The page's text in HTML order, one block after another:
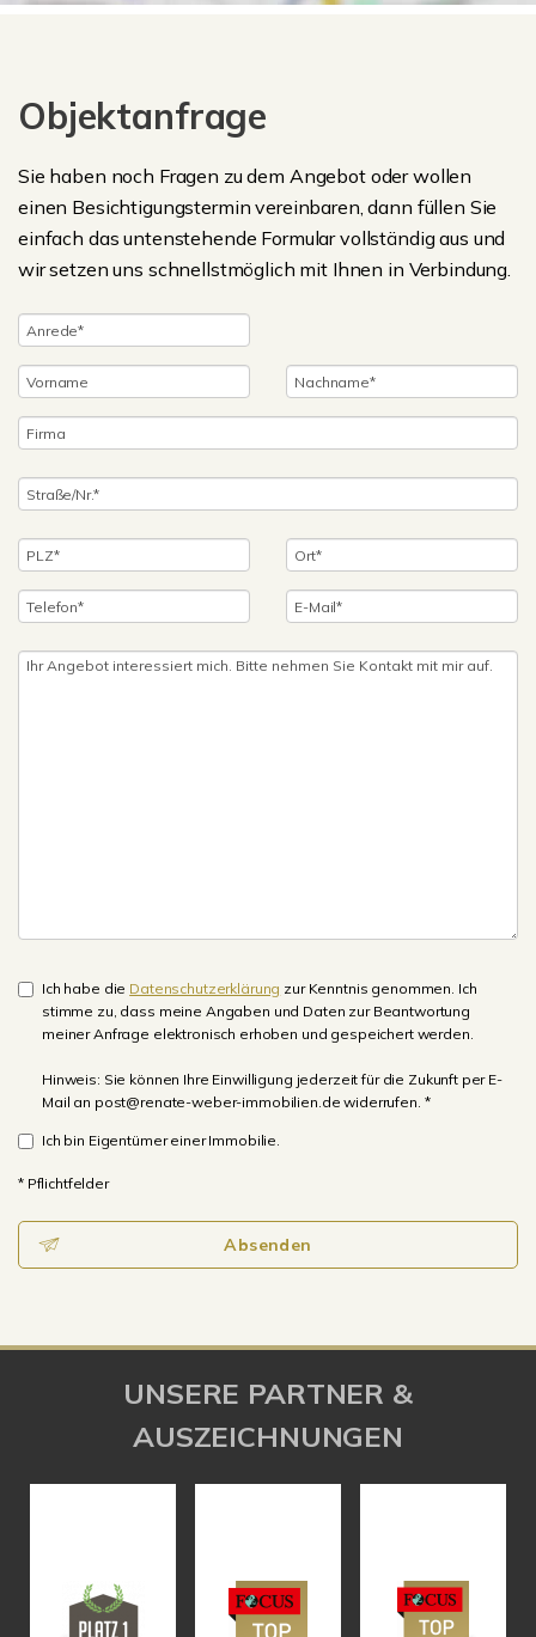
Objektanfrage
Sie haben noch Fragen zu dem Angebot oder wollen
einen Besichtigungstermin vereinbaren, dann füllen Sie
einfach das untenstehende Formular vollständig aus und
wir setzen uns schnellstmöglich mit Ihnen in Verbindung.
Ich habe die Datenschutzerklärung zur Kenntnis genommen. Ich
stimme zu, dass meine Angaben und Daten zur Beantwortung
meiner Anfrage elektronisch erhoben und gespeichert werden.
Hinweis: Sie können Ihre Einwilligung jederzeit für die Zukunft per E-
Mail an post@renate-weber-immobilien.de widerrufen. *
Ich bin Eigentümer einer Immobilie.
* Pflichtfelder
Absenden
UNSERE PARTNER &
AUSZEICHNUNGEN